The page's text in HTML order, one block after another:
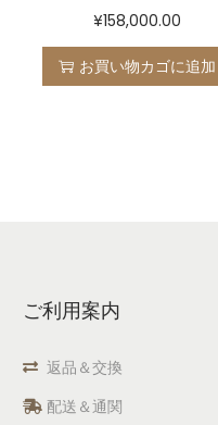
¥158,000.00
お買い物カゴに追加
ご利用案内
返品＆交換
配送＆通関